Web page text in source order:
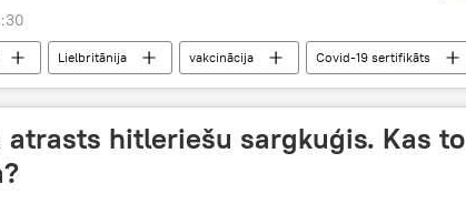
Lielbritānija vakcinācija Covid-19 sertifikāts
atrasts hitleriešu sargkuģis. Kas to